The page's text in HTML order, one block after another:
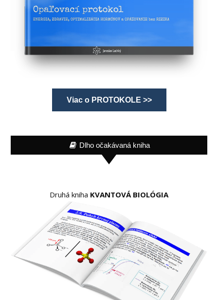
Viac o PROTOKOLE >>
Dlho očakávaná kniha
Druhá kniha KVANTOVÁ BIOLÓGIA